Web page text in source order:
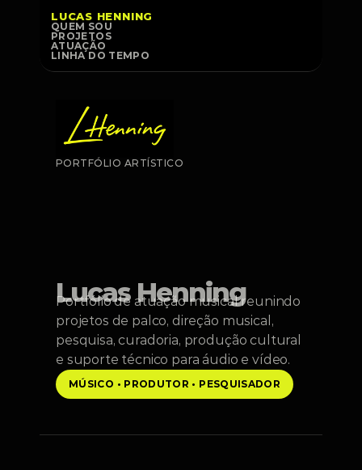
LUCAS HENNING
QUEM SOU
PROJETOS
ATUAÇÃO
LINHA DO TEMPO
PORTFÓLIO ARTÍSTICO
movimento
Lucas Henning
Portfólio de atuação musical reunindo
projetos de palco, direção musical,
pesquisa, curadoria, produção cultural
e suporte técnico para áudio e vídeo.
MÚSICO • PRODUTOR • PESQUISADOR